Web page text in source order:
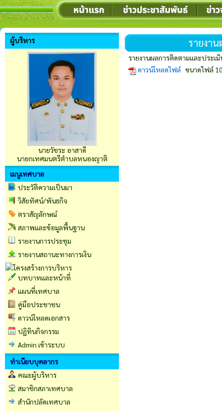
ผู้บริหาร
นายวัชระ อาสาดี
นายกเทศมนตรีตำบลหนองญาติ
เมนูเทศบาล
ประวัติความเป็นมา
วิสัยทัศน์/พันธกิจ
ตราสัญลักษณ์
สภาพและข้อมูลพื้นฐาน
รายงานการประชุม
รายงานสถานะทางการเงิน
บทบาทและหน้าที่
แผนที่เทศบาล
คู่มือประชาชน
ดาวน์โหลดเอกสาร
ปฏิทินกิจกรรม
Admin เข้าระบบ
ทำเนียบบุคลากร
คณะผู้บริหาร
สมาชิกสภาเทศบาล
สำนักปลัดเทศบาล
รายงา
รายงานผลการติดตามและประ
ดาวน์โหลดไฟล์ ขนาดไฟล์